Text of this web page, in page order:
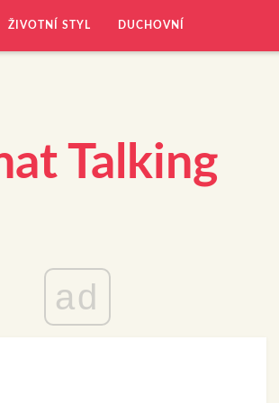
ŽIVOTNÍ STYL DUCHOVNÍ
Talking
ad